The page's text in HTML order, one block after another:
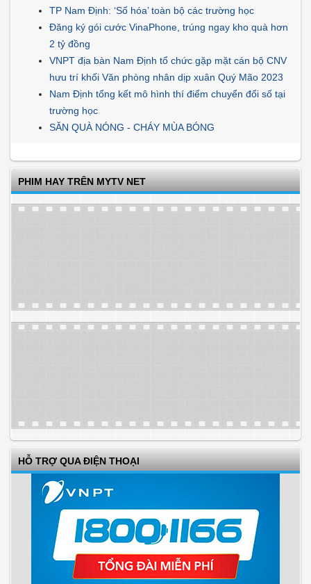
TP Nam Định: ‘Số hóa’ toàn bộ các trường học
Đăng ký gói cước VinaPhone, trúng ngay kho quà hơn
2 tỷ đồng
VNPT địa bàn Nam Định tổ chức gặp mặt cán bộ CNV
hưu trí khối Văn phòng nhân dịp xuân Quý Mão 2023
Nam Định tổng kết mô hình thí điểm chuyển đổi số tại
trường học
SĂN QUÀ NÓNG - CHÁY MÙA BÓNG
PHIM HAY TRÊN MYTV NET
HỖ TRỢ QUA ĐIỆN THOẠI